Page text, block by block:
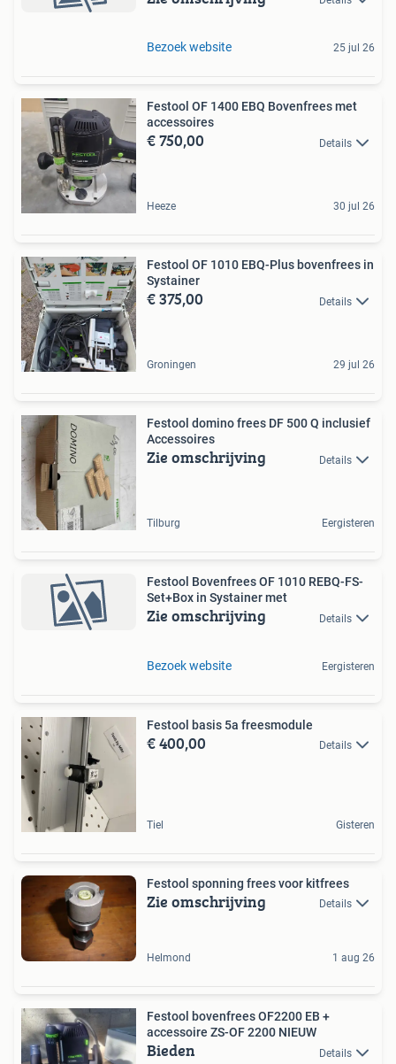
Bezoek website 25 jul 26
Festool OF 1400 EBQ Bovenfrees met
accessoires
€ 750,00 Details
Heeze 30 jul 26
Festool OF 1010 EBQ-Plus bovenfrees in
Systainer
€ 375,00 Details
Groningen 29 jul 26
Festool domino frees DF 500 Q inclusief
Accessoires
Zie omschrijving Details
Tilburg Eergisteren
Festool Bovenfrees OF 1010 REBQ-FS-
Set+Box in Systainer met
Zie omschrijving Details
Bezoek website Eergisteren
Festool basis 5a freesmodule
€ 400,00 Details
Tiel Gisteren
Festool sponning frees voor kitfrees
Zie omschrijving Details
Helmond 1 aug 26
Festool bovenfrees OF2200 EB +
accessoire ZS-OF 2200 NIEUW
Bieden Details